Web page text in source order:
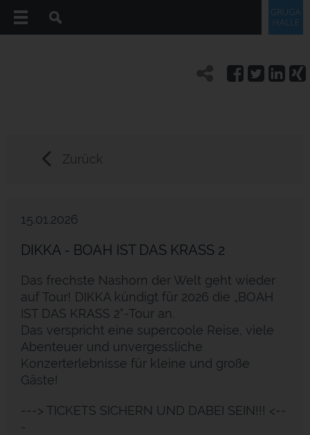
Zurück
15.01.2026
DIKKA - BOAH IST DAS KRASS 2
Das frechste Nashorn der Welt geht wieder
auf Tour! DIKKA kündigt für 2026 die „BOAH
IST DAS KRASS 2“-Tour an.
Das verspricht eine supercoole Reise, viele
Abenteuer und unvergessliche
Konzerterlebnisse für kleine und große
Gäste!
---> TICKETS SICHERN UND DABEI SEIN!!! <--
-